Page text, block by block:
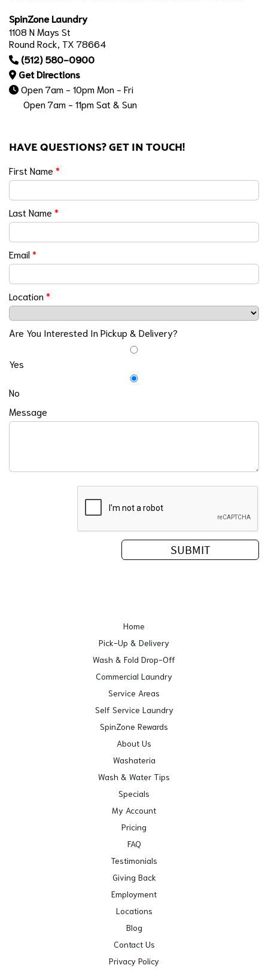
SpinZone Laundry
1108 N Mays St
Round Rock, TX 78664
(512) 580-0900
Get Directions
Open 7am - 10pm Mon - Fri
Open 7am - 11pm Sat & Sun
HAVE QUESTIONS? GET IN TOUCH!
First Name *
Last Name *
Email*
Location*
Are You Interested In Pickup & Delivery?
Yes
No
Message
Home
Pick-Up & Delivery
Wash & Fold Drop-Off
Commercial Laundry
Service Areas
Self Service Laundry
SpinZone Rewards
About Us
Washateria
Wash & Water Tips
Specials
My Account
Pricing
FAQ
Testimonials
Giving Back
Employment
Locations
Blog
Contact Us
Privacy Policy